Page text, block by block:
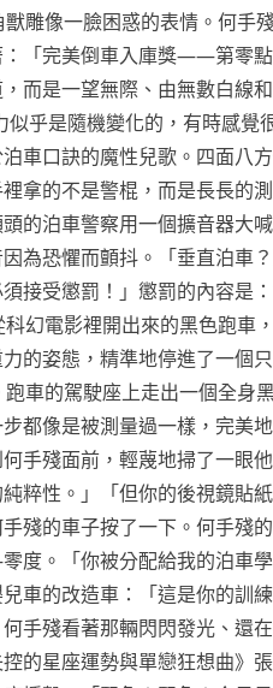
獸雕像一臉困惑的表情。何手
：「完美倒車入庫獎——第零
而是一望無際、由無數白線
似乎是隨機變化的，有時感覺
車口訣的魔性兒歌。四面八
拿的不是警棍，而是長長的
的泊車警察用一個擴音器大
為恐懼而顫抖。「垂直泊車
接受懲罰！」懲罰的內容是
幻電影裡開出來的黑色跑車
的姿態，精準地停進了一個
車的駕駛座上走出一個全身
都像是被測量過一樣，完美
手殘面前，輕蔑地掃了一眼
純粹性。」「但你的後視鏡
殘的車子按了一下。何手殘
度。「你被分配給我的泊車
車的改造車：「這是你的訓
手殘看著那輛閃閃發光、還
的星座運勢與單戀狂想曲》